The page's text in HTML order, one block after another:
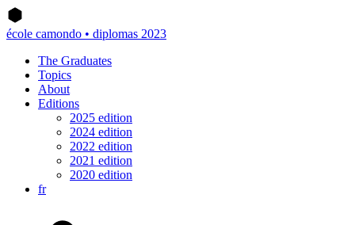
école camondo • diplomas 2023
The Graduates
Topics
About
Editions
2025 edition
2024 edition
2022 edition
2021 edition
2020 edition
fr